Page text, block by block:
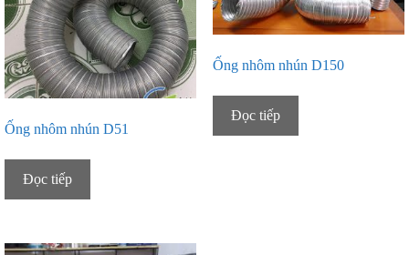
Ống nhôm nhún D51
Đọc tiếp
Ống nhôm nhún D150
Đọc tiếp